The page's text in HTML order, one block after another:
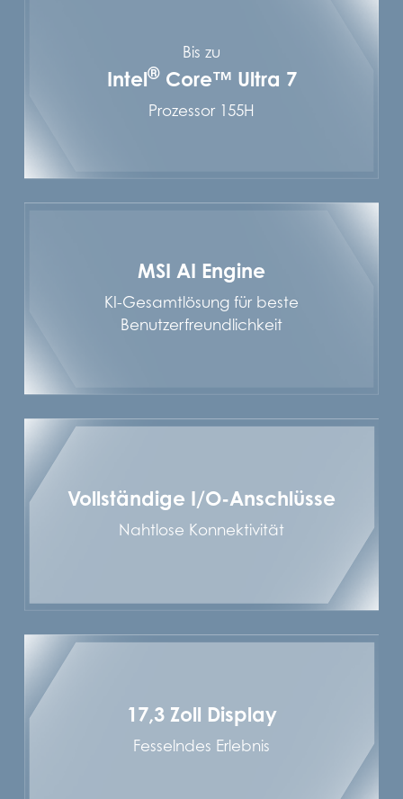
Bis zu
Intel®Core™ Ultra 7
Prozessor 155H
MSI AI Engine
KI-Gesamtlösung für beste
Benutzerfreundlichkeit
Vollständige I/O-Anschlüsse
Nahtlose Konnektivität
17,3 Zoll Display
Fesselndes Erlebnis